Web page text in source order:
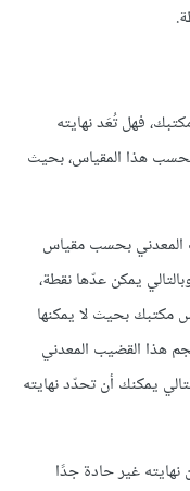
فهل تُعَد نهايته
بحسب هذا المقياس، بحيث
المعدني بحسب مقياس
يمكن عدّها نقطة،
مكتبك بحيث لا يمكنها
هذا القضيب المعدني
يمكنك أن تحدّد نهايته
غير حادة جدًا